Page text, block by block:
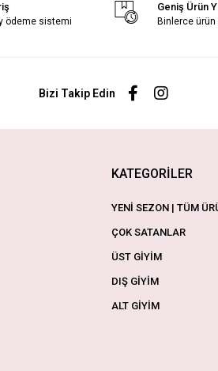
ödeme sistemi
Geniş Ürün
Binlerce
Bizi Takip Edin
KATEGORİLER
YENİ SEZON | TÜM
ÇOK SATANLAR
ÜST GİYİM
DIŞ GİYİM
ALT GİYİM